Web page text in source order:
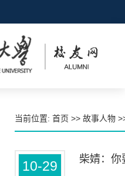
当前位置: 首页 >> 故事人物
10-29 柴婧：你